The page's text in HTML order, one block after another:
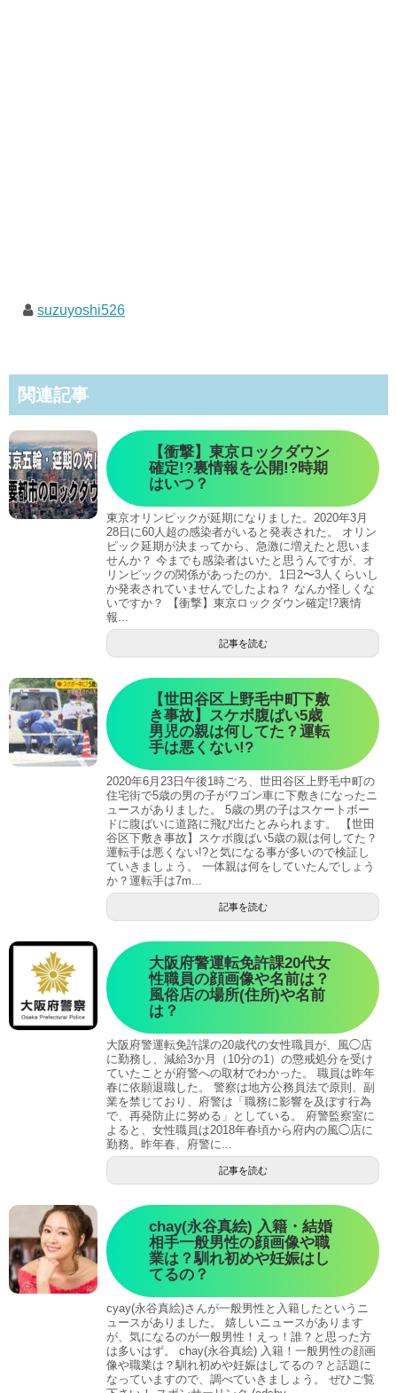
suzuyoshi526
関連記事
【衝撃】東京ロックダウン
確定!?裏情報を公開!?時期
はいつ？
東京オリンピックが延期になりました。2020年3月
28日に60人超の感染者がいると発表された。 オリン
ピック延期が決まってから、急激に増えたと思いま
せんか？ 今までも感染者はいたと思うんですが、オ
リンピックの関係があったのか、1日2〜3人くらいし
か発表されていませんでしたよね？ なんか怪しくな
いですか？ 【衝撃】東京ロックダウン確定!?裏情
報...
記事を読む
【世田谷区上野毛中町下敷
き事故】スケボ腹ばい5歳
男児の親は何してた？運転
手は悪くない!?
2020年6月23日午後1時ごろ、世田谷区上野毛中町の
住宅街で5歳の男の子がワゴン車に下敷きになったニ
ュースがありました。 5歳の男の子はスケートボー
ドに腹ばいに道路に飛び出たとみられます。 【世田
谷区下敷き事故】スケボ腹ばい5歳の親は何してた？
運転手は悪くない!?と気になる事が多いので検証し
ていきましょう。 一体親は何をしていたんでしょう
か？運転手は7m...
記事を読む
大阪府警運転免許課20代女
性職員の顔画像や名前は？
風俗店の場所(住所)や名前
は？
大阪府警運転免許課の20歳代の女性職員が、風◯店
に勤務し、減給3か月（10分の1）の懲戒処分を受け
ていたことが府警への取材でわかった。 職員は昨年
春に依願退職した。 警察は地方公務員法で原則、副
業を禁じており、府警は「職務に影響を及ぼす行為
で、再発防止に努める」としている。 府警監察室に
よると、女性職員は2018年春頃から府内の風◯店に
勤務。昨年春、府警に...
記事を読む
chay(永谷真絵) 入籍・結婚
相手一般男性の顔画像や職
業は？馴れ初めや妊娠はし
てるの？
cyay(永谷真絵)さんが一般男性と入籍したというニ
ュースがありました。 嬉しいニュースがあります
が、気になるのが一般男性！えっ！誰？と思った方
は多いはず。 chay(永谷真絵) 入籍！一般男性の顔画
像や職業は？馴れ初めや妊娠はしてるの？と話題に
なっていますので、調べていきましょう。 ぜひご覧